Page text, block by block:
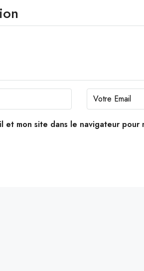
et mon site dans le navigateur pour